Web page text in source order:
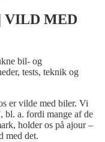
VILD MED
bil- og
tests, teknik og
er vilde med biler. Vi
bl. a. fordi mange af de
holder os på ajour –
med det.